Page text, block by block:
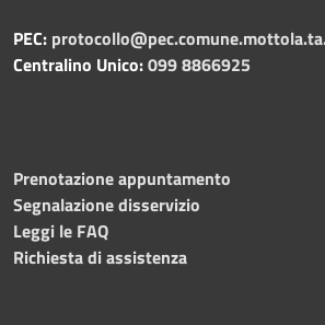
PEC:
Centralino Unico:099 8866925
Prenotazione appuntamento
Segnalazione disservizio
Leggi le FAQ
Richiesta di assistenza